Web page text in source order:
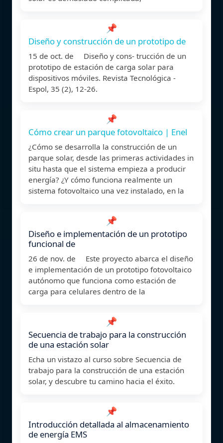
📌
Diseño y construcción de un prototipo de
15 de oct. de Diseño y cons- trucción de un
prototipo de estación de carga solar para
dispositivos móviles. Revista Tecnológica -
Espol, 35 (2), 12-26.
📌
Cómo crear un parque fotovoltaico | Enel
¿Cómo se desarrolla la construcción de un
parque solar, desde las primeras actividades in
situ hasta que el sistema empieza a producir
energía? ¿Y cómo funciona realmente un
sistema fotovoltaico una vez instalado, en la
📌
Diseño e implementación de un prototipo
funcional de
26 de nov. de Este proyecto abarca el diseño
e implementación de un prototipo fotovoltaico
autónomo que funciona como estación de
carga para celulares dentro de la
📌
Secuencia de trabajo para la construcción
de una estación solar
Echa un vistazo al curso sobre Secuencia de
trabajo para la construcción de una estación
solar, y descubre tu camino hacia el éxito.
📌
Introducción detallada al almacenamiento
de energía EMS